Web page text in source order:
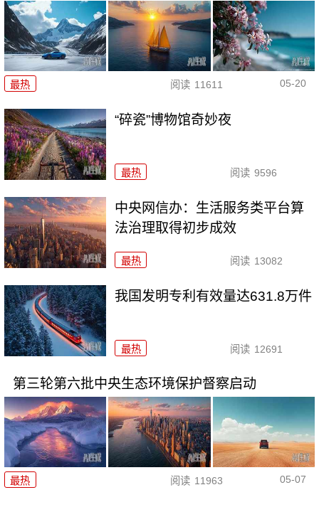
最热 阅读 11611 05-20
“碎瓷”博物馆奇妙夜
最热 阅读 9596
中央网信办：生活服务类平台算
法治理取得初步成效
最热 阅读 13082
我国发明专利有效量达631.8万件
最热 阅读 12691
第三轮第六批中央生态环境保护督察启动
最热 阅读 11963 05-07